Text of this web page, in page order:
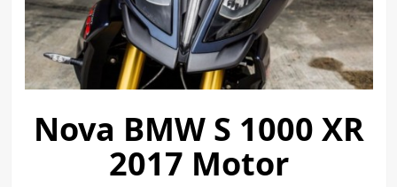
Nova BMW S 1000 XR
2017 Motor